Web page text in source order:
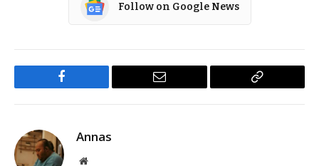
Follow on Google News
Facebook Email
Copy
Annas
Website